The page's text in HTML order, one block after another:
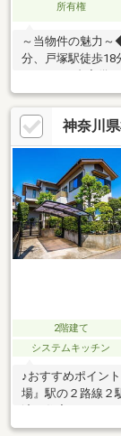
所有権
～当物件の魅力
分、戸塚駅徒歩
スペース1台完備
き、お部屋はいつ
歓迎○店舗や最寄
クセス横浜ブルー
駅徒歩18分
神奈川
2階建て
システムキッチン
♪おすすめポイン
場』駅の２路線２
くつろぎの空間